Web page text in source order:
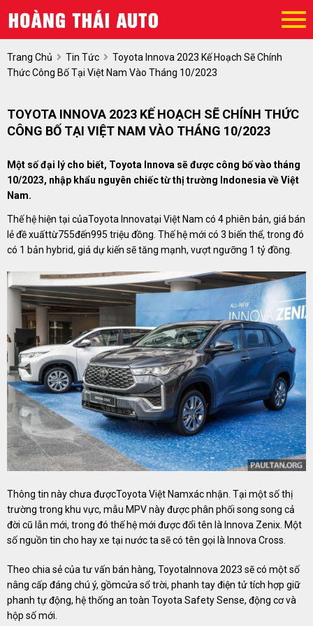
Trang Chủ Tin Tức
Toyota Innova 2023 Kế Hoạch Sẽ Chính
Thức Công Bố Tại Việt Nam Vào Tháng 10/2023
TOYOTA INNOVA 2023 KẾ HOẠCH SẼ CHÍNH THỨC
CÔNG BỐ TẠI VIỆT NAM VÀO THÁNG 10/2023
Một số đại lý cho biết, Toyota Innova sẽ được công bố vào tháng
10/2023, nhập khẩu nguyên chiếc từ thị trường Indonesia về Việt
Nam.
Thế hệ hiện tại củaToyota Innovatại Việt Nam có 4 phiên bản, giá bán
lẻ đề xuấttừ755đến995 triệu đồng. Thế hệ mới có 3 biến thể, trong đó
có 1 bản hybrid, giá dự kiến sẽ tăng mạnh, vượt ngưỡng 1 tỷ đồng.
Thông tin này chưa đượcToyota Việt Namxác nhận. Tại một số thị
trường trong khu vực, mẫu MPV này được phân phối song song cả
đời cũ lẫn mới, trong đó thế hệ mới được đổi tên là Innova Zenix. Một
số nguồn tin cho hay xe tại nước ta sẽ có tên gọi là Innova Cross.
Theo chia sẻ của tư vấn bán hàng, ToyotaInnova 2023 sẽ có một số
nâng cấp đáng chú ý, gồmcửa sổ trời, phanh tay điện tử tích hợp giữ
phanh tự động, hệ thống an toàn Toyota Safety Sense, động cơ và
hộp số mới.